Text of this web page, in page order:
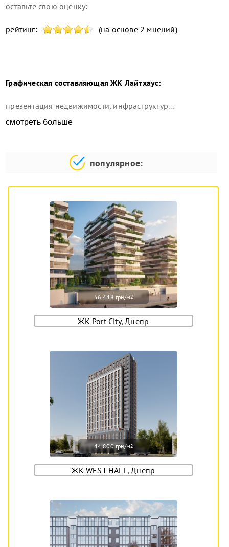
оставьте свою оценку:
рейтинг: (на основе 2 мнений)
Графическая составляющая ЖК Лайтхаус:
презентация недвижимости, инфраструктур...
смотреть больше
популярное:
56 448 грн/м2
ЖК Port City, Днепр
44 800 грн/м2
ЖК WEST HALL, Днепр